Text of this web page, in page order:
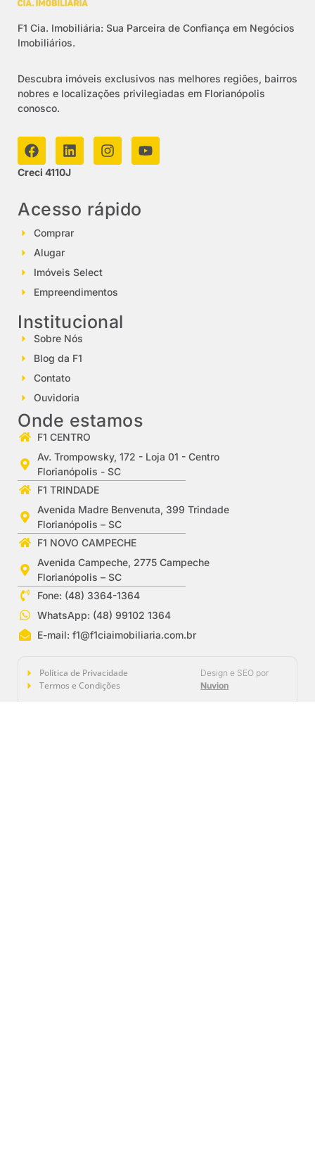
F1 Cia. Imobiliária: Sua Parceira de Confiança em Negócios
Imobiliários.
Descubra imóveis exclusivos nas melhores regiões, bairros
nobres e localizações privilegiadas em Florianópolis
conosco.
Creci 4110J
Acesso rápido
Comprar
Alugar
Imóveis Select
Empreendimentos
Institucional
Sobre Nós
Blog da F1
Contato
Ouvidoria
Onde estamos
F1 CENTRO
Av. Trompowsky, 172 - Loja 01 - Centro
Florianópolis - SC
F1 TRINDADE
Avenida Madre Benvenuta, 399 Trindade
Florianópolis – SC
F1 NOVO CAMPECHE
Avenida Campeche, 2775 Campeche
Florianópolis – SC
Fone: (48) 3364-1364
WhatsApp: (48) 99102 1364
E-mail:f1@f1ciaimobiliaria.com.br
Política de Privacidade
Termos e Condições
Design e SEO por
Nuvion